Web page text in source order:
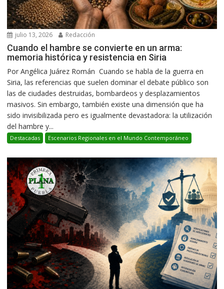
julio 13, 2026 Redacción
Cuando el hambre se convierte en un arma:
memoria histórica y resistencia en Siria
Por Angélica Juárez Román Cuando se habla de la guerra en
Siria, las referencias que suelen dominar el debate público son
las de ciudades destruidas, bombardeos y desplazamientos
masivos. Sin embargo, también existe una dimensión que ha
sido invisibilizada pero es igualmente devastadora: la utilización
del hambre y...
Destacadas Escenarios Regionales en el Mundo Contemporáneo